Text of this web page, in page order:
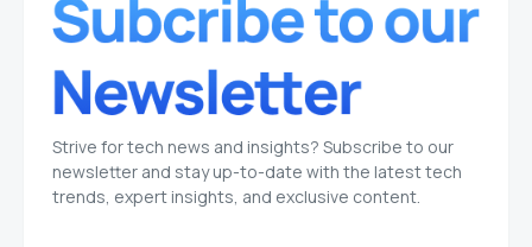
Strive for tech news and insights? Subscribe to our
newsletter and stay up-to-date with the latest tech
trends, expert insights, and exclusive content.